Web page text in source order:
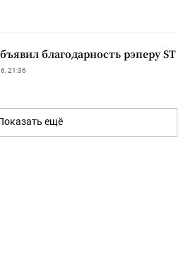
благодарность рэперу ST
21:36
ещё